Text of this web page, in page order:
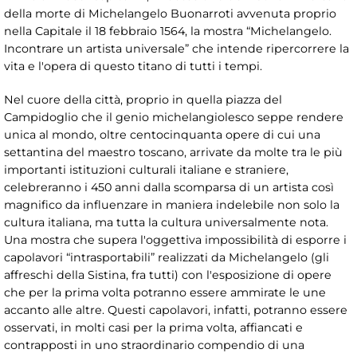
della morte di Michelangelo Buonarroti avvenuta proprio
nella Capitale il 18 febbraio 1564, la mostra “Michelangelo.
Incontrare un artista universale” che intende ripercorrere la
vita e l'opera di questo titano di tutti i tempi.
Nel cuore della città, proprio in quella piazza del
Campidoglio che il genio michelangiolesco seppe rendere
unica al mondo, oltre centocinquanta opere di cui una
settantina del maestro toscano, arrivate da molte tra le più
importanti istituzioni culturali italiane e straniere,
celebreranno i 450 anni dalla scomparsa di un artista così
magnifico da influenzare in maniera indelebile non solo la
cultura italiana, ma tutta la cultura universalmente nota.
Una mostra che supera l'oggettiva impossibilità di esporre i
capolavori “intrasportabili” realizzati da Michelangelo (gli
affreschi della Sistina, fra tutti) con l'esposizione di opere
che per la prima volta potranno essere ammirate le une
accanto alle altre. Questi capolavori, infatti, potranno essere
osservati, in molti casi per la prima volta, affiancati e
contrapposti in uno straordinario compendio di una